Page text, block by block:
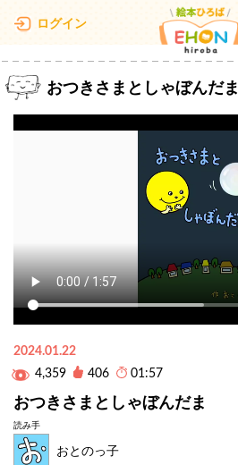
ログイン
おつきさまとしゃぼんだま
2024.01.22
4,359
406 01:57
おつきさまとしゃぼんだま
読み手
おとのっ子